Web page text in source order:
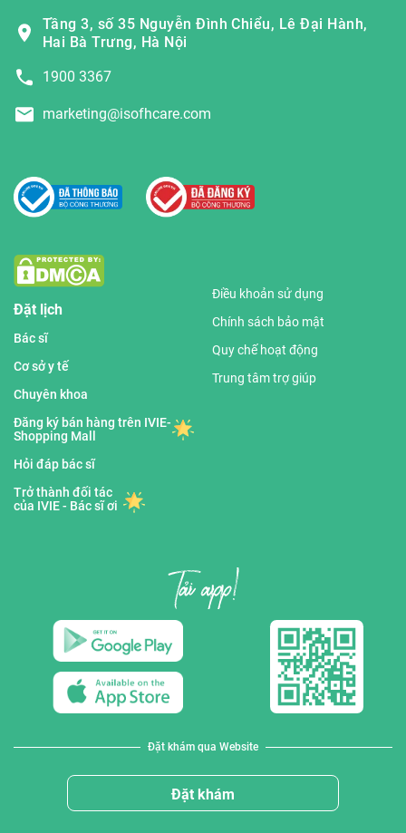
Tầng 3, số 35 Nguyễn Đình Chiểu, Lê Đại Hành,
Hai Bà Trưng, Hà Nội
1900 3367
marketing@isofhcare.com
Đặt lịch
Bác sĩ
Cơ sở y tế
Chuyên khoa
Đăng ký bán hàng trên IVIE-
Shopping Mall
Hỏi đáp bác sĩ
Trở thành đối tác
của IVIE - Bác sĩ ơi
Điều khoản sử dụng
Chính sách bảo mật
Quy chế hoạt động
Trung tâm trợ giúp
Đặt khám qua Website
Đặt khám